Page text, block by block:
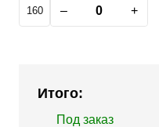
160 – +
Итого:
Под заказ